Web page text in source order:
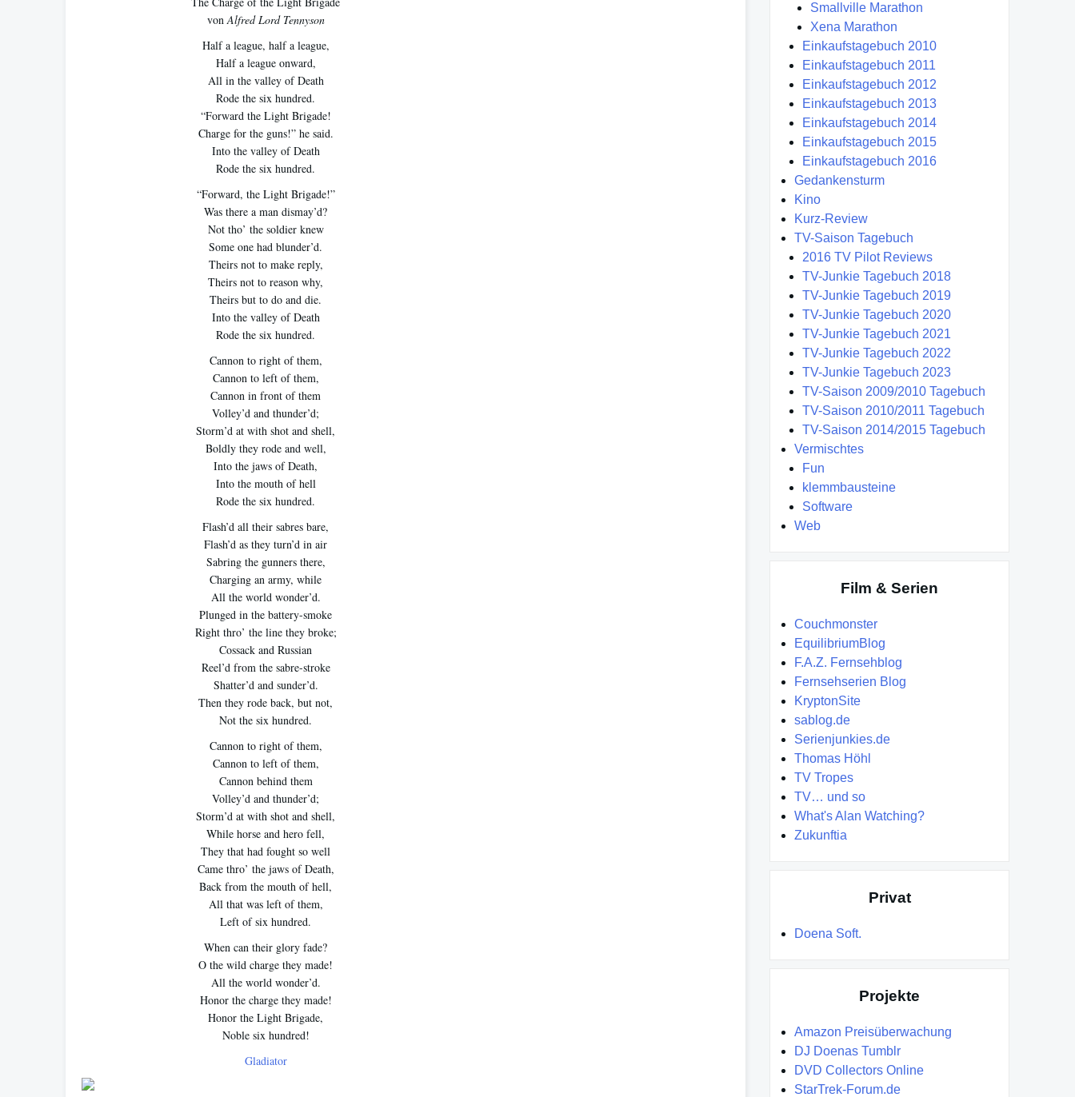
vonAlfred Lord Tennyson
Half a league, half a league,
Half a league onward,
All in the valley of Death
Rode the six hundred.
“Forward the Light Brigade!
Charge for the guns!” he said.
Into the valley of Death
Rode the six hundred.
“Forward, the Light Brigade!”
Was there a man dismay’d?
Not tho’ the soldier knew
Some one had blunder’d.
Theirs not to make reply,
Theirs not to reason why,
Theirs but to do and die.
Into the valley of Death
Rode the six hundred.
Cannon to right of them,
Cannon to left of them,
Cannon in front of them
Volley’d and thunder’d;
Storm’d at with shot and shell,
Boldly they rode and well,
Into the jaws of Death,
Into the mouth of hell
Rode the six hundred.
Flash’d all their sabres bare,
Flash’d as they turn’d in air
Sabring the gunners there,
Charging an army, while
All the world wonder’d.
Plunged in the battery-smoke
Right thro’ the line they broke;
Cossack and Russian
Reel’d from the sabre-stroke
Shatter’d and sunder’d.
Then they rode back, but not,
Not the six hundred.
Cannon to right of them,
Cannon to left of them,
Cannon behind them
Volley’d and thunder’d;
Storm’d at with shot and shell,
While horse and hero fell,
They that had fought so well
Came thro’ the jaws of Death,
Back from the mouth of hell,
All that was left of them,
Left of six hundred.
When can their glory fade?
O the wild charge they made!
All the world wonder’d.
Honor the charge they made!
Honor the Light Brigade,
Noble six hundred!
Gladiator
Smallville Marathon
Xena Marathon
Einkaufstagebuch 2010
Einkaufstagebuch 2011
Einkaufstagebuch 2012
Einkaufstagebuch 2013
Einkaufstagebuch 2014
Einkaufstagebuch 2015
Einkaufstagebuch 2016
Gedankensturm
Kino
Kurz-Review
TV-Saison Tagebuch
2016 TV Pilot Reviews
TV-Junkie Tagebuch 2018
TV-Junkie Tagebuch 2019
TV-Junkie Tagebuch 2020
TV-Junkie Tagebuch 2021
TV-Junkie Tagebuch 2022
TV-Junkie Tagebuch 2023
TV-Saison 2009/2010 Tagebuch
TV-Saison 2010/2011 Tagebuch
TV-Saison 2014/2015 Tagebuch
Vermischtes
Fun
klemmbausteine
Software
Web
Film & Serien
Couchmonster
EquilibriumBlog
F.A.Z. Fernsehblog
Fernsehserien Blog
KryptonSite
sablog.de
Serienjunkies.de
Thomas Höhl
TV Tropes
TV… und so
What's Alan Watching?
Zukunftia
Privat
Doena Soft.
Projekte
Amazon Preisüberwachung
DJ Doenas Tumblr
DVD Collectors Online
StarTrek-Forum.de